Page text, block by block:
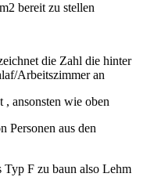
bereit zu stellen
die Zahl die hinter
Arbeitszimmer an
ansonsten wie oben
Personen aus den
Typ F zu baun also Lehm